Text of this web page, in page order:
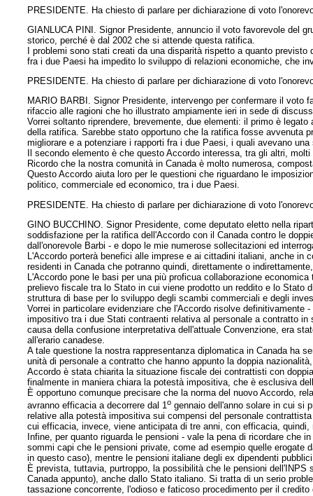
PRESIDENTE. Ha chiesto di parlare per dichiarazione di voto
GIANLUCA PINI. Signor Presidente, annuncio il voto favorevole del
storico, perché è dal 2002 che si attende questa ratifica.
I problemi sono stati creati da una disparità rispetto a quanto
fra i due Paesi ha impedito lo sviluppo di relazioni economiche, che
PRESIDENTE. Ha chiesto di parlare per dichiarazione di voto
MARIO BARBI. Signor Presidente, intervengo per confermare il voto
rifaccio alle ragioni che ho illustrato ampiamente ieri in sede di
Vorrei soltanto riprendere, brevemente, due elementi: il primo è
della ratifica. Sarebbe stato opportuno che la ratifica fosse avvenuta
migliorare e apotenziare i rapporti fra i due Paesi, i quali avevano
Il secondo elemento è che questo Accordo interessa, tra gli altri,
Ricordo che la nostra comunità in Canada è molto numerosa,
Questo Accordo aiuta loro per le questioni che riguardano le
politico, commerciale ed economico, tra i due Paesi.
PRESIDENTE. Ha chiesto di parlare per dichiarazione di voto
GINO BUCCHINO. Signor Presidente, come deputato eletto nella
soddisfazione per la ratifica dell'Accordo con il Canada contro le
dall'onorevole Barbi - e dopo le mie numerose sollecitazioni ed
L'Accordo porterà benefici alle imprese e ai cittadini italiani, anche in
residenti in Canada che potranno quindi, direttamente o
L'Accordo pone le basi per una più proficua collaborazione
prelievo fiscale tra lo Stato in cui viene prodotto un reddito e lo Stato
struttura di base per lo sviluppo degli scambi commerciali e degli
Vorrei in particolare evidenziare che l'Accordo risolve
impositivo tra i due Stati contraenti relativa al personale a contratto
causa della confusione interpretativa dell'attuale Convenzione, era
all'erario canadese.
A tale questione la nostra rappresentanza diplomatica in Canada ha
unità di personale a contratto che hanno appunto la doppia
Accordo è stata chiarita la situazione fiscale dei contrattisti con
finalmente in maniera chiara la potestà impositiva, che è esclusiva
È opportuno comunque precisare che la norma del nuovo Accordo,
avranno efficacia a decorrere dal 1o gennaio dell'anno solare in cui si
relative alla potestà impositiva sui compensi del personale
cui efficacia, invece, viene anticipata di tre anni, con efficacia, quindi,
Infine, per quanto riguarda le pensioni - vale la pena di ricordare che
sommi capi che le pensioni private, come ad esempio quelle erogate
in questo caso), mentre le pensioni italiane degli ex dipendenti
È prevista, tuttavia, purtroppo, la possibilità che le pensioni
Canadaappunto), anche dallo Stato italiano. Si tratta di un serio
tassazione concorrente, l'odioso e faticoso procedimento per il credito